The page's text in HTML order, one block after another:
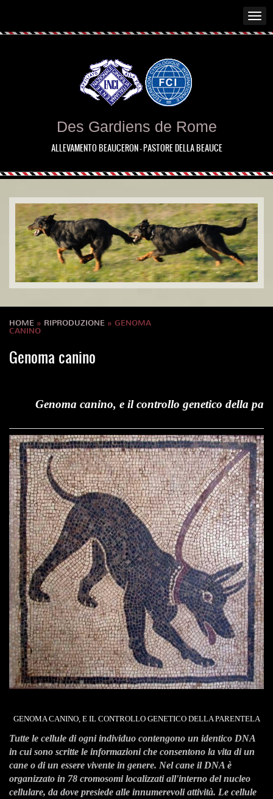
Des Gardiens de Rome
ALLEVAMENTO BEAUCERON - PASTORE DELLA BEAUCE
HOME » RIPRODUZIONE » GENOMA
CANINO
Genoma canino
Genoma canino, e il controllo genetico della
GENOMA CANINO, E IL CONTROLLO GENETICO DELLA PARENTELA
Tutte le cellule di ogni individuo contengono un identico DNA
in cui sono scritte le informazioniche consentono la vita di un
cane o di un essere vivente in genere. Nel cane il DNA è
organizzato in 78 cromosomi localizzati all'interno del nucleo
cellulare, da dove presiede alle innumerevoli attività. Le cellule